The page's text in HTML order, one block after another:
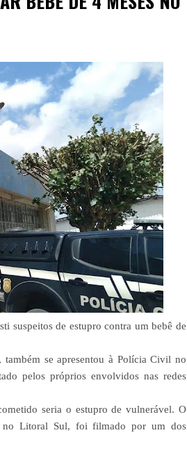
suspeitos de estupro contra um bebê de
se apresentou à Polícia Civil no
pelos próprios envolvidos nas redes
seria o estupro de vulnerável. O
no Litoral Sul, foi filmado por um dos